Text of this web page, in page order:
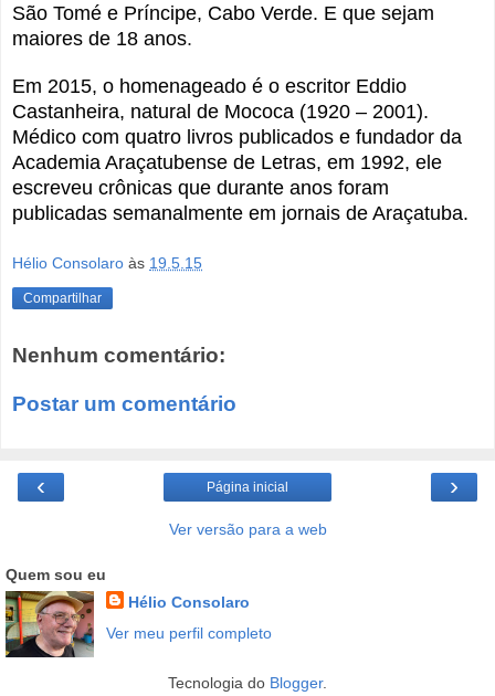
São Tomé e Príncipe, Cabo Verde. E que sejam
maiores de 18 anos.
Em 2015, o homenageado é o escritor Eddio
Castanheira, natural de Mococa (1920 – 2001).
Médico com quatro livros publicados e fundador da
Academia Araçatubense de Letras, em 1992, ele
escreveu crônicas que durante anos foram
publicadas semanalmente em jornais de Araçatuba.
Hélio Consolaro às 19.5.15
Compartilhar
Nenhum comentário:
Postar um comentário
‹ ›
Página inicial
Ver versão para a web
Quem sou eu
Hélio Consolaro
Ver meu perfil completo
Tecnologia do Blogger.